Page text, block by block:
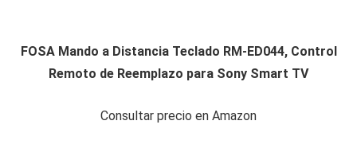
FOSA Mando a Distancia Teclado RM-ED044, Control
Remoto de Reemplazo para Sony Smart TV
Consultar precio en Amazon